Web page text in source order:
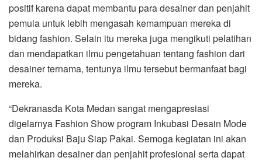
positif karena dapat membantu para desainer dan penjahit
pemula untuk lebih mengasah kemampuan mereka di
bidang fashion. Selain itu mereka juga mengikuti pelatihan
dan mendapatkan ilmu pengetahuan tentang fashion dari
desainer ternama, tentunya ilmu tersebut bermanfaat bagi
mereka.
“Dekranasda Kota Medan sangat mengapresiasi
digelarnya Fashion Show program Inkubasi Desain Mode
dan Produksi Baju Siap Pakai. Semoga kegiatan ini akan
melahirkan desainer dan penjahit profesional serta dapat